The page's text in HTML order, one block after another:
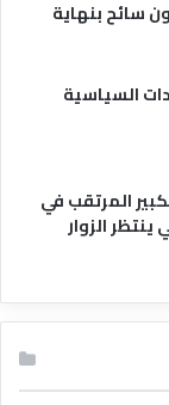
تشير لـ 18 مليون سائح بنهاية
السياسية
المرتقب في
الزوار